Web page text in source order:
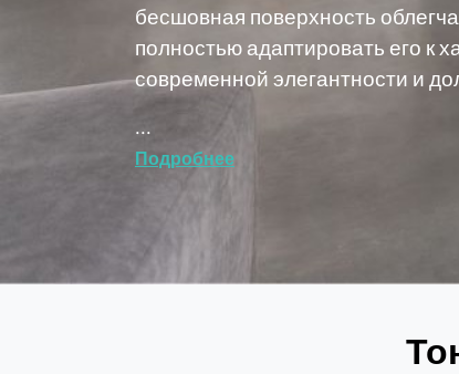
бесшовная поверхность
полностью адаптировать его к
современной элегантности и
...
Подробнее